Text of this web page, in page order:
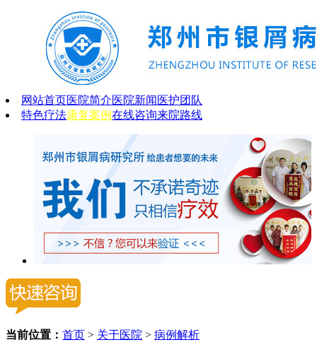
网站首页医院简介医院新闻 医护团队
特色疗法康复案例在线咨询来院路线
当前位置： 首页 > 关于医院 > 病例解析